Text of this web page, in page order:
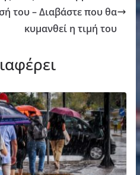
του – Διαβάστε που θα
κυμανθεί η τιμή του